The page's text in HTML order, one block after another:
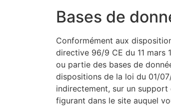
Bases de
Conformément aux
directive 96/9 CE du 11
ou partie des bases de
dispositions de la loi du 01/
indirectement, sur un
figurant dans le site auquel